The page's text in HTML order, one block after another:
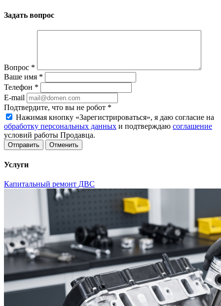
Задать вопрос
Вопрос *
Ваше имя *
Телефон *
E-mail
Подтвердите, что вы не робот *
Нажимая кнопку «Зарегистрироваться», я даю согласие на
обработку персональных данных и подтверждаю соглашение
условий работы Продавца.
Отменить
Услуги
Капитальный ремонт ДВС